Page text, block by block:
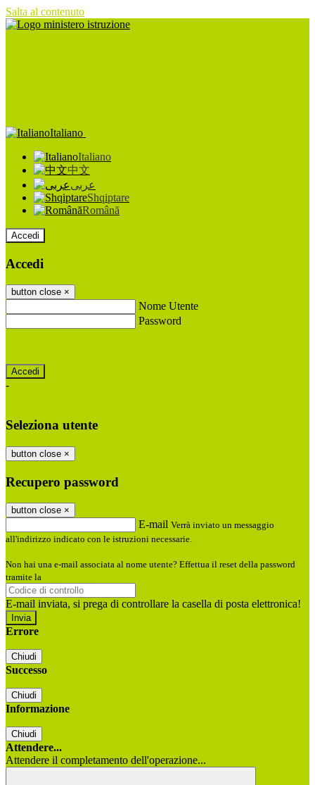
Salta al contenuto
Italiano
Italiano
中文
عربى
Shqiptare
Română
Accedi
Accedi
button close ×
Nome Utente
Password
-
Seleziona utente
button close ×
Recupero password
button close ×
E-mail Verrà inviato un messaggio
all'indirizzo indicato con le istruzioni necessarie.
Non hai una e-mail associata al nome utente? Effettua il reset della password
tramite la
E-mail inviata, si prega di controllare la casella di posta elettronica!
Errore
Chiudi
Successo
Chiudi
Informazione
Chiudi
Attendere...
Attendere il completamento dell'operazione...